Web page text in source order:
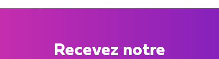
Recevez notre